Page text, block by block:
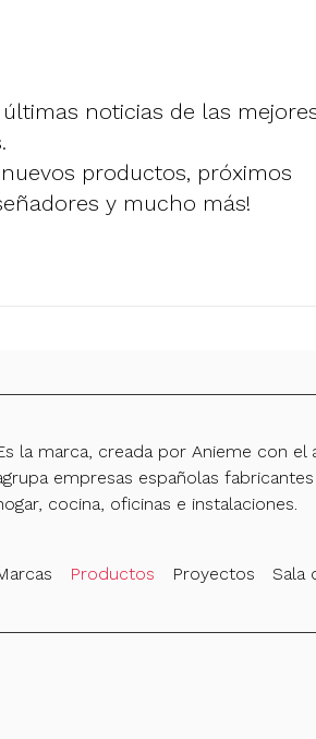
noticias de las
productos, próximos
y mucho más!
la marca, creada por Anieme con el
empresas españolas
cocina, oficinas e instalaciones.
Productos Proyectos Sala